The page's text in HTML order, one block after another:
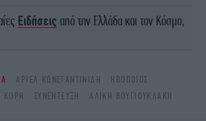
Ειδήσεις από την Ελλάδα και τον Κόσμο,
ΆΡΙΕΛ ΚΩΝΣΤΑΝΤΙΝΊΔΗ
ΗΘΟΠΟΙΌΣ
ΚΌΡΗ ΣΥΝΈΝΤΕΥΞΗ ΑΛΊΚΗ ΒΟΥΓΙΟΥΚΛΆΚΗ